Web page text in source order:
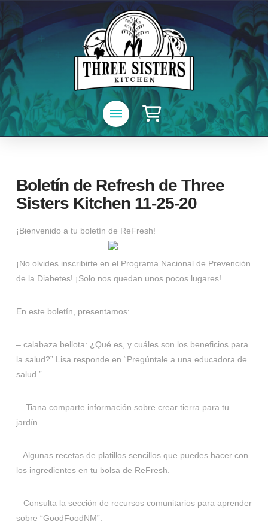
Boletín de Refresh de Three
Sisters Kitchen 11-25-20
¡Bienvenido a tu boletín de ReFresh!
¡No olvides inscribirte en el Programa Nacional de Prevención
de la Diabetes! ¡Solo nos quedan unos pocos lugares!
En este boletín, presentamos:
– calabaza bellota: ¿Qué es, y cuáles son los beneficios para
la salud?” Lisa responde en “Pregúntale a una educadora de
salud.”
– Tiana comparte información sobre crear tierra para tu
jardín.
– Algunas recetas de platillos sencillos que puedes hacer con
los ingredientes en tu bolsa de ReFresh.
– Consulta la sección de recursos comunitarios para aprender
sobre “GoodFoodNM”.